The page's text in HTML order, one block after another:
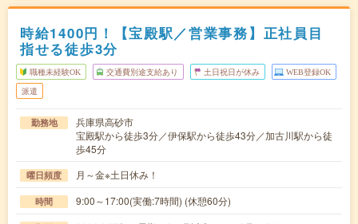
時給1400円！【宝殿駅／営業事務】正社員目
指せる徒歩3分
職種未経験OK 交通費別途支給あり 土日祝日が休み WEB登録OK
派遣
勤務地
兵庫県高砂市
宝殿駅から徒歩3分／伊保駅から徒歩43分／加古川駅から徒
歩45分
曜日頻度 月～金※土日休み！
時間 9:00～17:00(実働:7時間) (休憩60分)